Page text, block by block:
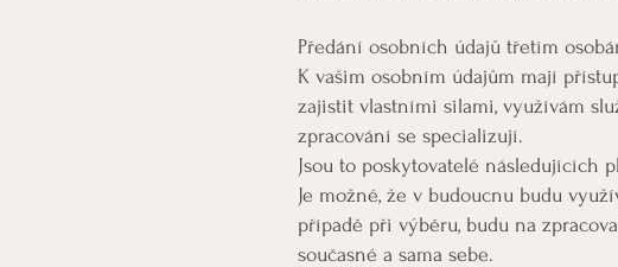
Předání osobních údajů třetím
K vašim osobním údajům mají
zajistit vlastními silami, využívám
zpracování se specializují.
Jsou to poskytovatelé následujících
Je možné, že v budoucnu budu
případě při výběru, budu na
současné a sama sebe.